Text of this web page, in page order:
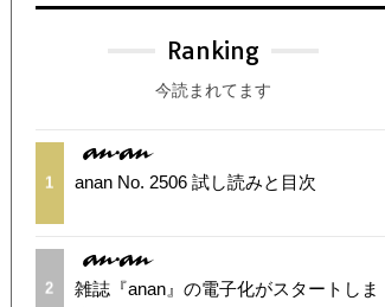
Ranking
今読まれてます
1 anan No. 2506 試し読みと目次
2
雑誌『anan』の電子化がスタートしま